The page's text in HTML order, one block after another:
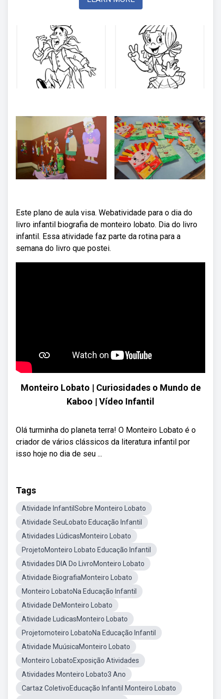
Este plano de aula visa. Webatividade para o dia do
livro infantil biografia de monteiro lobato. Dia do livro
infantil. Essa atividade faz parte da rotina para a
semana do livro que postei.
Monteiro Lobato | Curiosidades o Mundo de
Kaboo | Vídeo Infantil
Olá turminha do planeta terra! O Monteiro Lobato é o
criador de vários clássicos da literatura infantil por
isso hoje no dia de seu ...
Tags
Atividade InfantilSobre Monteiro Lobato
Atividade SeuLobato Educação Infantil
Atividades LúdicasMonteiro Lobato
ProjetoMonteiro Lobato Educação Infantil
Atividades DIA Do LivroMonteiro Lobato
Atividade BiografiaMonteiro Lobato
Monteiro LobatoNa Educação Infantil
Atividade DeMonteiro Lobato
Atividade LudicasMonteiro Lobato
Projetomoteiro LobatoNa Educação Infantil
Atividade MuúsicaMonteiro Lobato
Monteiro LobatoExposição Atividades
Atividades Monteiro Lobato3 Ano
Cartaz ColetivoEducação Infantil Monteiro Lobato